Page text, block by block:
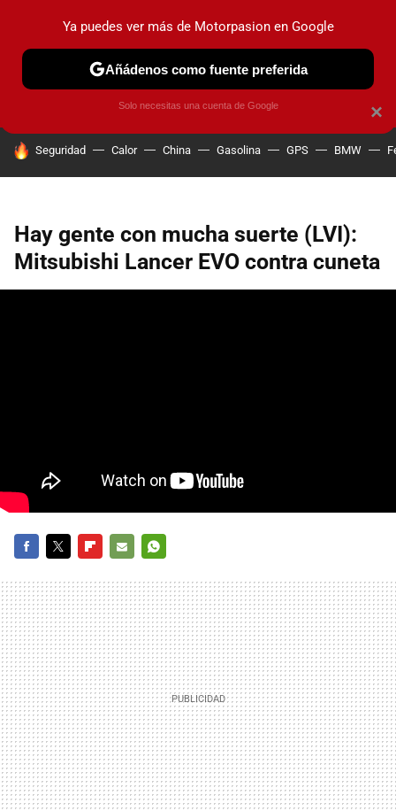
PRUEBAS COCHES ELÉCTRICOS OBSERVATORIO
HOY SE HABLA DE
Seguridad Calor China Gasolina GPS BMW
Hay gente con mucha suerte (LVI):
Mitsubishi Lancer EVO contra cuneta
MAIL
×
Ya puedes ver más de Motorpasion en Google
Añádenos como fuente preferida
Solo necesitas una cuenta de Google